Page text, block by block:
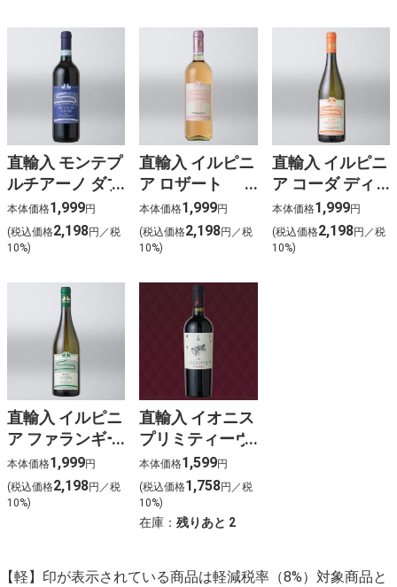
直輸入 モンテプ
ルチアーノ ダブ
ルッツォ
DOC（赤）
本体価格1,999円
(税込価格2,198円／税
10%)
直輸入 イルピニ
ア ロザート
DOC（ロゼ）
本体価格1,999円
(税込価格2,198円／税
10%)
直輸入 イルピニ
ア コーダ ディ
ヴォルペ
DOC（白）
本体価格1,999円
(税込価格2,198円／税
10%)
直輸入 イルピニ
ア ファランギー
ナ DOC（白）
本体価格1,999円
(税込価格2,198円／税
10%)
直輸入 イオニス
プリミティーヴ
ォ (赤)
本体価格1,599円
(税込価格1,758円／税
10%)
在庫：残りあと 2
【軽】印が表示されている商品は軽減税率（8%）対象商品と